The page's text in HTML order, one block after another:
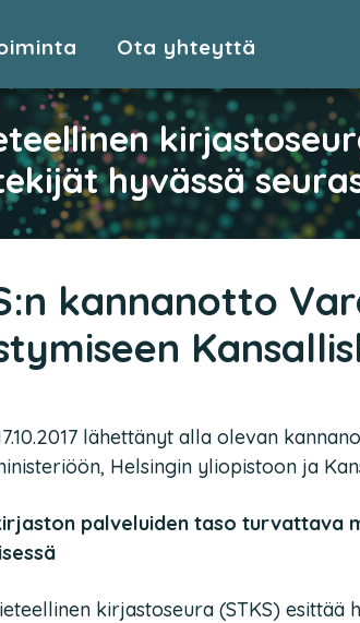
Ota yhteyttä
hyvässä
kannanotto
lähettänyt alla olevan
Helsingin yliopistoon ja
palveluiden taso turvattava
kirjastoseura (STKS) esittää